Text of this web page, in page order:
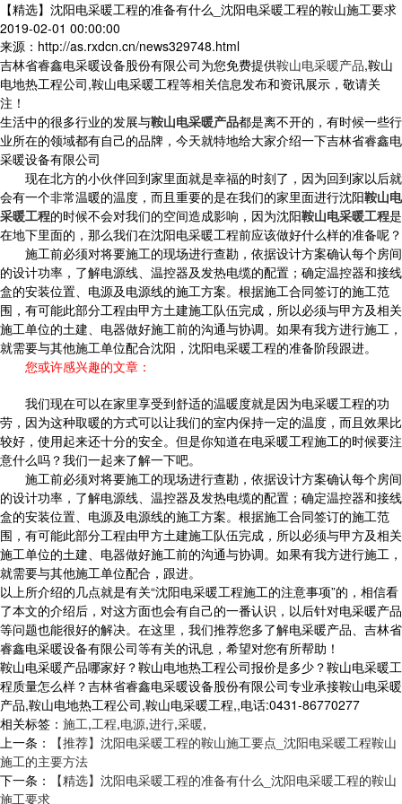
【精选】沈阳电采暖工程的准备有什么_沈阳电采暖工程的鞍山施工要求
2019-02-01 00:00:00
来源：http://as.rxdcn.cn/news329748.html
吉林省睿鑫电采暖设备股份有限公司为您免费提供鞍山电采暖产品,鞍山
电地热工程公司,鞍山电采暖工程等相关信息发布和资讯展示，敬请关
注！
生活中的很多行业的发展与鞍山电采暖产品都是离不开的，有时候一些行
业所在的领域都有自己的品牌，今天就特地给大家介绍一下吉林省睿鑫电
采暖设备有限公司
现在北方的小伙伴回到家里面就是幸福的时刻了，因为回到家以后就
会有一个非常温暖的温度，而且重要的是在我们的家里面进行沈阳鞍山电
采暖工程的时候不会对我们的空间造成影响，因为沈阳鞍山电采暖工程是
在地下里面的，那么我们在沈阳电采暖工程前应该做好什么样的准备呢？
施工前必须对将要施工的现场进行查勘，依据设计方案确认每个房间
的设计功率，了解电源线、温控器及发热电缆的配置；确定温控器和接线
盒的安装位置、电源及电源线的施工方案。根据施工合同签订的施工范
围，有可能此部分工程由甲方土建施工队伍完成，所以必须与甲方及相关
施工单位的土建、电器做好施工前的沟通与协调。如果有我方进行施工，
就需要与其他施工单位配合沈阳，沈阳电采暖工程的准备阶段跟进。
您或许感兴趣的文章：
我们现在可以在家里享受到舒适的温暖度就是因为电采暖工程的功
劳，因为这种取暖的方式可以让我们的室内保持一定的温度，而且效果比
较好，使用起来还十分的安全。但是你知道在电采暖工程施工的时候要注
意什么吗？我们一起来了解一下吧。
施工前必须对将要施工的现场进行查勘，依据设计方案确认每个房间
的设计功率，了解电源线、温控器及发热电缆的配置；确定温控器和接线
盒的安装位置、电源及电源线的施工方案。根据施工合同签订的施工范
围，有可能此部分工程由甲方土建施工队伍完成，所以必须与甲方及相关
施工单位的土建、电器做好施工前的沟通与协调。如果有我方进行施工，
就需要与其他施工单位配合，跟进。
以上所介绍的几点就是有关“沈阳电采暖工程施工的注意事项”的，相信看
了本文的介绍后，对这方面也会有自己的一番认识，以后针对电采暖产品
等问题也能很好的解决。在这里，我们推荐您多了解电采暖产品、吉林省
睿鑫电采暖设备有限公司等有关的讯息，希望对您有所帮助！
鞍山电采暖产品哪家好？鞍山电地热工程公司报价是多少？鞍山电采暖工
程质量怎么样？吉林省睿鑫电采暖设备股份有限公司专业承接鞍山电采暖
产品,鞍山电地热工程公司,鞍山电采暖工程,,电话:0431-86770277
相关标签： 施工,工程,电源,进行,采暖,
上一条：
【推荐】沈阳电采暖工程的鞍山施工要点_沈阳电采暖工程鞍山
施工的主要方法
下一条：
【精选】沈阳电采暖工程的准备有什么_沈阳电采暖工程的鞍山
施工要求